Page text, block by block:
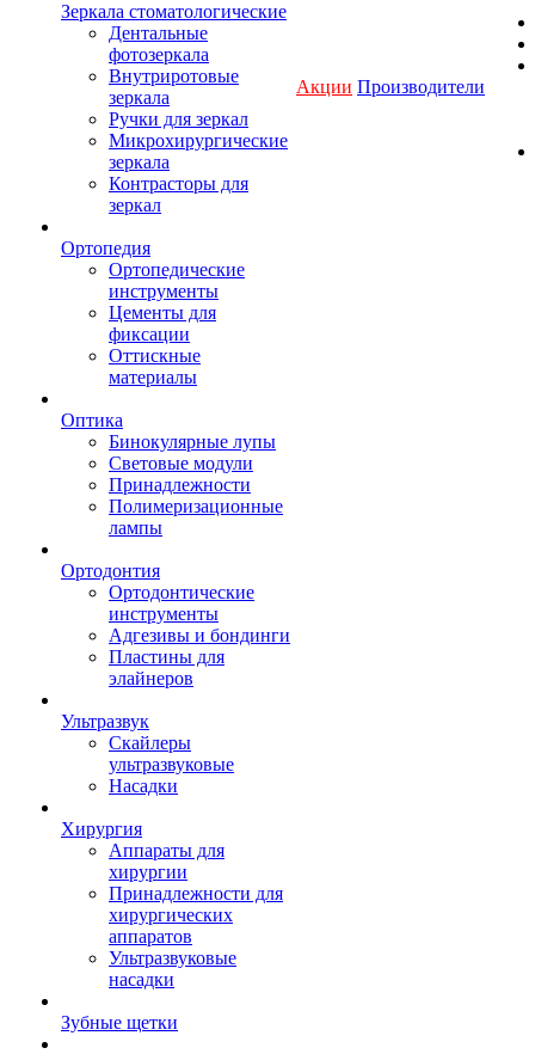
Зеркала стоматологические
Дентальные
фотозеркала
Внутриротовые
зеркала
Ручки для зеркал
Микрохирургические
зеркала
Контрасторы для
зеркал
Ортопедия
Ортопедические
инструменты
Цементы для
фиксации
Оттискные
материалы
Оптика
Бинокулярные лупы
Световые модули
Принадлежности
Полимеризационные
лампы
Ортодонтия
Ортодонтические
инструменты
Адгезивы и бондинги
Пластины для
элайнеров
Ультразвук
Скайлеры
ультразвуковые
Насадки
Хирургия
Аппараты для
хирургии
Принадлежности для
хирургических
аппаратов
Ультразвуковые
насадки
Зубные щетки
Акции Производители